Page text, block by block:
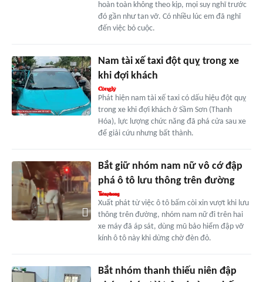
hoàn toàn không theo kịp, mọi suy nghĩ trước
đó gần như tan vỡ. Có nhiều lúc em đã nghĩ
đến việc bỏ cuộc.
Nam tài xế taxi đột quỵ trong xe
khi đợi khách
Phát hiện nam tài xế taxi có dấu hiệu đột quỵ
trong xe khi đợi khách ở Sầm Sơn (Thanh
Hóa), lực lượng chức năng đã phá cửa sau xe
để giải cứu nhưng bất thành.
Bắt giữ nhóm nam nữ vô cớ đập
phá ô tô lưu thông trên đường
Xuất phát từ việc ô tô bấm còi xin vượt khi lưu
thông trên đường, nhóm nam nữ đi trên hai
xe máy đã áp sát, dùng mũ bảo hiểm đập vỡ
kính ô tô này khi dừng chờ đèn đỏ.
Bắt nhóm thanh thiếu niên đập